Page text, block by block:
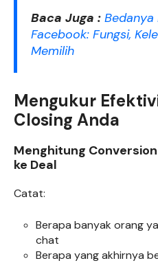
Baca Juga : Bedanya
Facebook: Fungsi,
Memilih
Mengukur
Closing Anda
Menghitung
ke Deal
Catat:
Berapa banyak orang
chat
Berapa yang akhirnya